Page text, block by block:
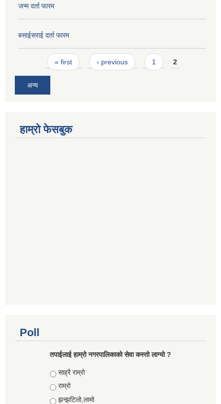
जन्म दर्ता फारम
बसाईसराई दर्ता फारम
Pages« first ‹ previous 1 2
अन्य
हाम्रो फेसबुक
Poll
तपाईलाई हाम्रो नगरपालिकाको सेवा कस्तो लाग्यो ?
Choices
साह्रै राम्रो
राम्रो
झन्झटिलो,लामो